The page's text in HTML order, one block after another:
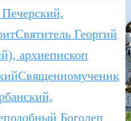
Святитель Георгий
архиепископ
Священномученик
Боголеп